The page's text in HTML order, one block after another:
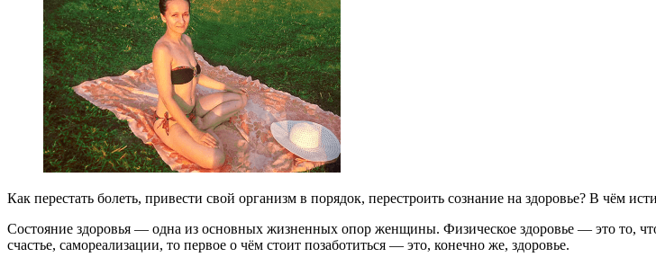
Как перестать болеть, привести свой организм в порядок, перестроить сознание на здоровье? В чём
Состояние здоровья — одна из основных жизненных опор женщины. Физическое здоровье — это то,
счастье, самореализации, то первое о чём стоит позаботиться — это, конечно же, здоровье.